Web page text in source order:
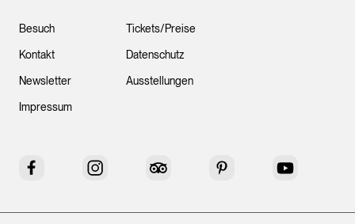
Besuch
Kontakt
Newsletter
Impressum
Tickets/Preise
Datenschutz
Ausstellungen
Facebook Instagram Tripadvisor Pinterest YouTube